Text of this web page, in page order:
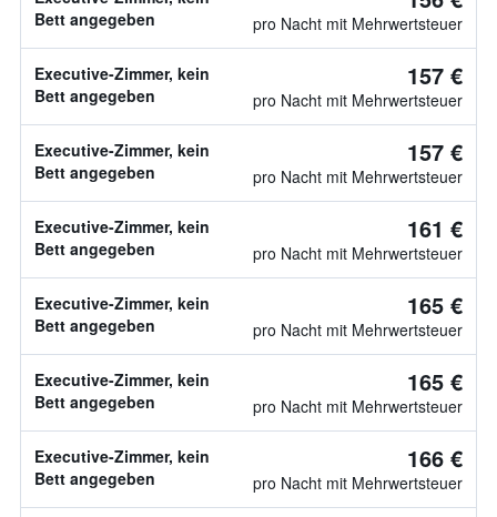
Bett angegeben
pro Nacht mit Mehrwertsteuer
Executive-Zimmer, kein
Bett angegeben
157 €
pro Nacht mit Mehrwertsteuer
Executive-Zimmer, kein
Bett angegeben
157 €
pro Nacht mit Mehrwertsteuer
Executive-Zimmer, kein
Bett angegeben
161 €
pro Nacht mit Mehrwertsteuer
Executive-Zimmer, kein
Bett angegeben
165 €
pro Nacht mit Mehrwertsteuer
Executive-Zimmer, kein
Bett angegeben
165 €
pro Nacht mit Mehrwertsteuer
Executive-Zimmer, kein
Bett angegeben
166 €
pro Nacht mit Mehrwertsteuer